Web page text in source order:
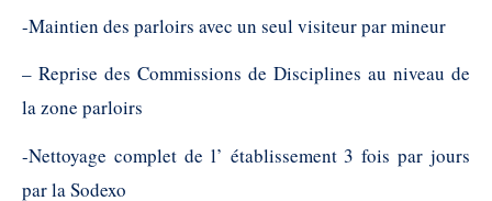
-Maintien des parloirs avec un seul visiteur par mineur
– Reprise des Commissions de Disciplines au niveau de
la zone parloirs
-Nettoyage complet de l’ établissement 3 fois par jours
par la Sodexo